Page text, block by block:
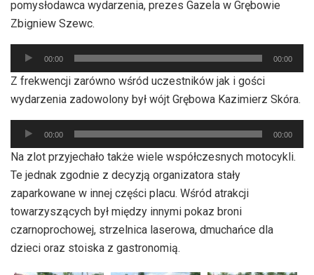
pomysłodawca wydarzenia, prezes Gazela w Grębowie
Zbigniew Szewc.
Odtwarzacz
plików
dźwiękowych
00:00 00:00
Z frekwencji zarówno wśród uczestników jak i gości
wydarzenia zadowolony był wójt Grębowa Kazimierz Skóra.
Odtwarzacz
plików
dźwiękowych
00:00 00:00
Na zlot przyjechało także wiele współczesnych motocykli.
Te jednak zgodnie z decyzją organizatora stały
zaparkowane w innej części placu. Wśród atrakcji
towarzyszących był między innymi pokaz broni
czarnoprochowej, strzelnica laserowa, dmuchańce dla
dzieci oraz stoiska z gastronomią.